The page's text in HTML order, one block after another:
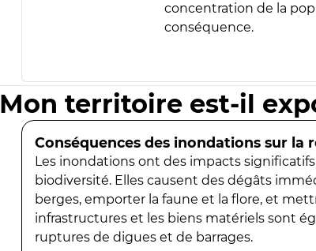
concentration de la
conséquence.
Mon territoire est-il
Conséquences des inondations sur la
Les inondations ont des impacts
biodiversité. Elles causent des dégâts
berges, emporter la faune et la flore, et
infrastructures et les biens matériels sont
ruptures de digues et de barrages.